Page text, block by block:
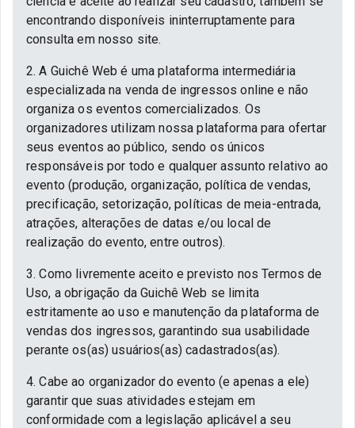
encontrando disponíveis ininterruptamente para
consulta em nosso site.
2. A Guichê Web é uma plataforma intermediária
especializada na venda de ingressos online e não
organiza os eventos comercializados. Os
organizadores utilizam nossa plataforma para ofertar
seus eventos ao público, sendo os únicos
responsáveis por todo e qualquer assunto relativo ao
evento (produção, organização, política de vendas,
precificação, setorização, políticas de meia-entrada,
atrações, alterações de datas e/ou local de
realização do evento, entre outros).
3. Como livremente aceito e previsto nos Termos de
Uso, a obrigação da Guichê Web se limita
estritamente ao uso e manutenção da plataforma de
vendas dos ingressos, garantindo sua usabilidade
perante os(as) usuários(as) cadastrados(as).
4. Cabe ao organizador do evento (e apenas a ele)
garantir que suas atividades estejam em
conformidade com a legislação aplicável a seu